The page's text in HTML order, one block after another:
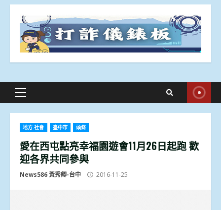
Primary
地方.社會 臺中市 頭條
愛在西屯點亮幸福園遊會11月26日起跑 歡
迎各界共同參與
News586 黃秀卿-台中 2016-11-25